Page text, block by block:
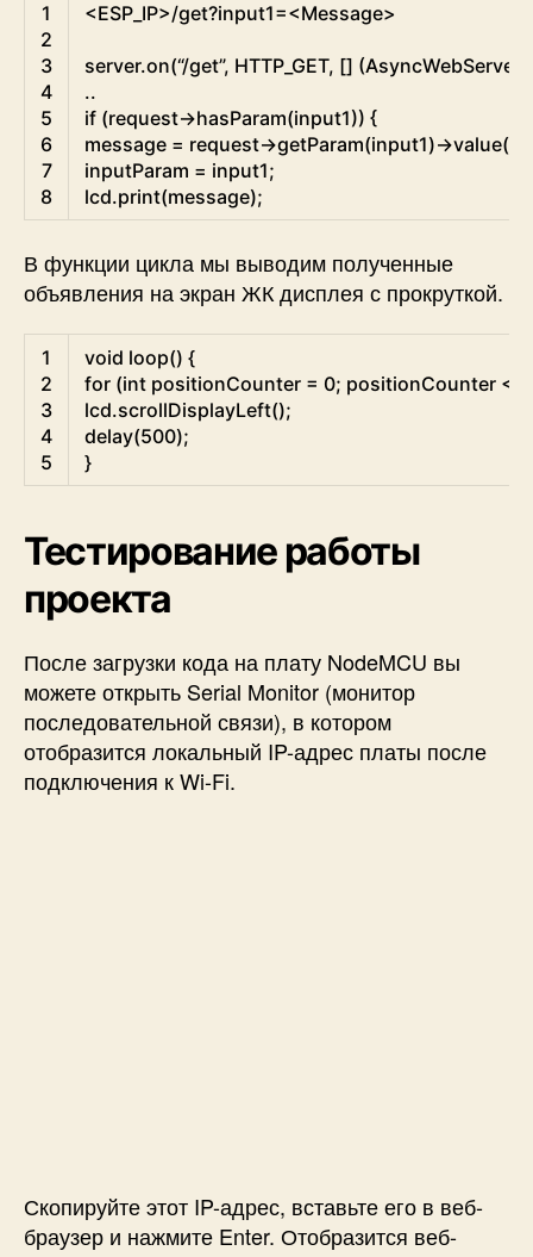
1
2
3
4
5
6
7
8
<ESP_IP>/get?input1=<Message>
server.on(“/get”, HTTP_GET, [] (
..
if (request->hasParam(input1)) {
message = request->getParam(input1)->value(
inputParam = input1;
lcd.print(message);
В функции цикла мы выводим полученные
объявления на экран ЖК дисплея с прокруткой.
1
2
3
4
5
void loop() {
for (int positionCounter = 0; positionCounter <
lcd.scrollDisplayLeft();
delay(500);
}
Тестирование работы
проекта
После загрузки кода на плату NodeMCU вы
можете открыть Serial Monitor (монитор
последовательной связи), в котором
отобразится локальный IP-адрес платы после
подключения к Wi-Fi.
Скопируйте этот IP-адрес, вставьте его в веб-
браузер и нажмите Enter. Отобразится веб-